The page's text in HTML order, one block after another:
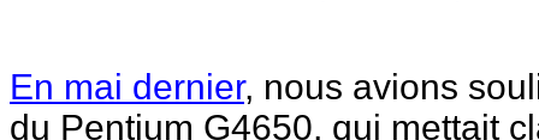
En mai dernier, nous avions
du Pentium G4650, qui mettait